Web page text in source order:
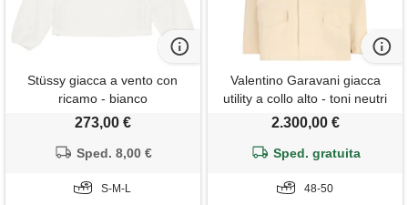
Stüssy giacca a vento con
ricamo - bianco
273,00 €
Sped. 8,00 €
S-M-L
Valentino Garavani giacca
utility a collo alto - toni neutri
2.300,00 €
Sped. gratuita
48-50